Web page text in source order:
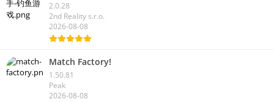
2.0.28
2nd Reality s.r.o.
2026-08-08
Match Factory!
1.50.81
Peak
2026-08-08